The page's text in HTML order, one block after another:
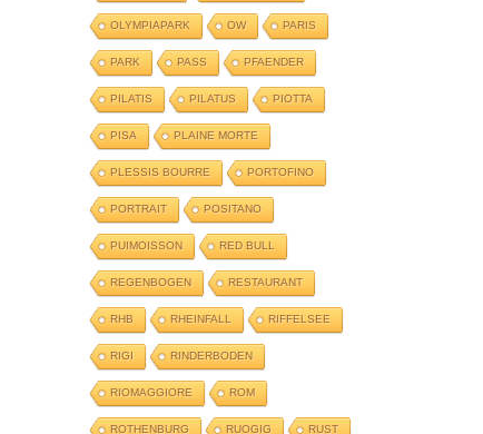
OLYMPIAPARK OW PARIS
PARK PASS PFAENDER
PILATIS PILATUS PIOTTA
PISA PLAINE MORTE
PLESSIS BOURRE PORTOFINO
PORTRAIT POSITANO
PUIMOISSON RED BULL
REGENBOGEN RESTAURANT
RHB RHEINFALL RIFFELSEE
RIGI RINDERBODEN
RIOMAGGIORE ROM
ROTHENBURG RUOGIG RUST